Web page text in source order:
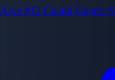
Arco #12 Cuarta Guerra